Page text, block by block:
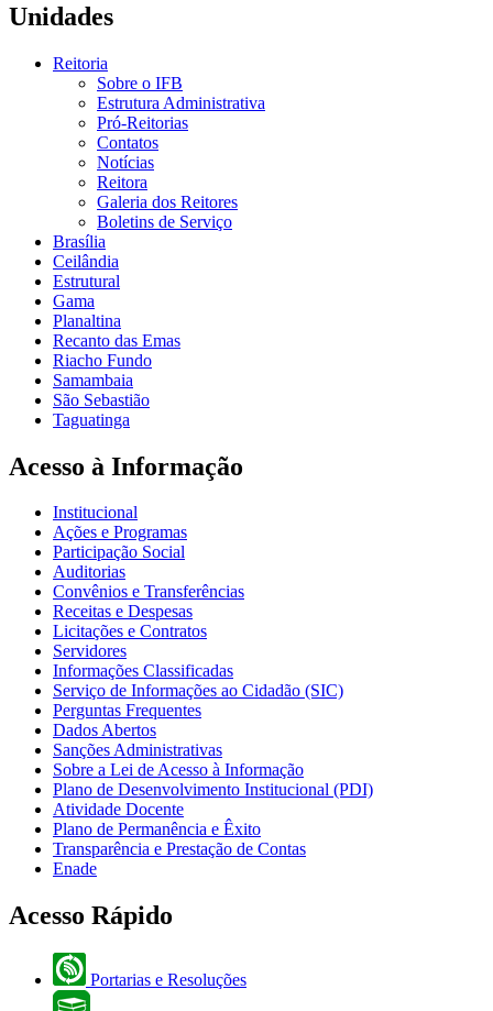
Unidades
Reitoria
Sobre o IFB
Estrutura Administrativa
Pró-Reitorias
Contatos
Notícias
Reitora
Galeria dos Reitores
Boletins de Serviço
Brasília
Ceilândia
Estrutural
Gama
Planaltina
Recanto das Emas
Riacho Fundo
Samambaia
São Sebastião
Taguatinga
Acesso à Informação
Institucional
Ações e Programas
Participação Social
Auditorias
Convênios e Transferências
Receitas e Despesas
Licitações e Contratos
Servidores
Informações Classificadas
Serviço de Informações ao Cidadão (SIC)
Perguntas Frequentes
Dados Abertos
Sanções Administrativas
Sobre a Lei de Acesso à Informação
Plano de Desenvolvimento Institucional (PDI)
Atividade Docente
Plano de Permanência e Êxito
Transparência e Prestação de Contas
Enade
Acesso Rápido
Portarias e Resoluções